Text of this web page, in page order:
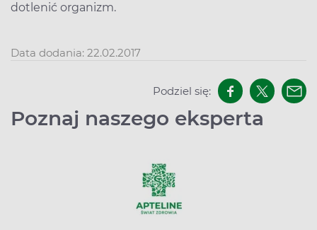
dotlenić organizm.
Data dodania: 22.02.2017
Podziel się:
Poznaj naszego eksperta